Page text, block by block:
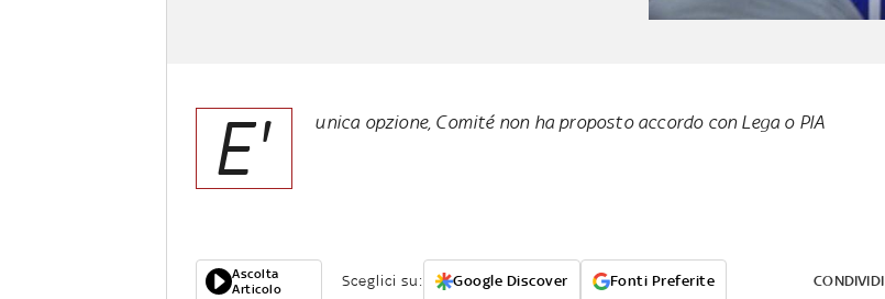
E' unica opzione, Comité non ha proposto accordo con Lega o PlA
Ascolta
Articolo
Sceglici su: Google Discover Fonti Preferite CONDIVIDI